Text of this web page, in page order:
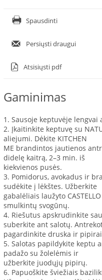
Spausdinti
Persiųsti draugui
Atsisiųsti pdf
Gaminimas
1. Sausoje keptuvėje
2. Įkaitinkite keptuvę su
aliejumi. Dėkite KITCHEN
ME brandintos jautienos
didelę kaitrą, 2–3 min. iš
kiekvienos pusės.
3. Pomidorus, avokadus ir
sudėkite į lėkštes. Užberkite
gabalėliais laužyto
smulkintų svogūnų.
4. Riešutus apskrudinkite
suberkite ant salotų.
pagardinkite druska ir
5. Salotas papildykite keptu
padažo su žolelėmis ir
užberkite juodųjų pipirų.
6. Papuoškite šviežiais